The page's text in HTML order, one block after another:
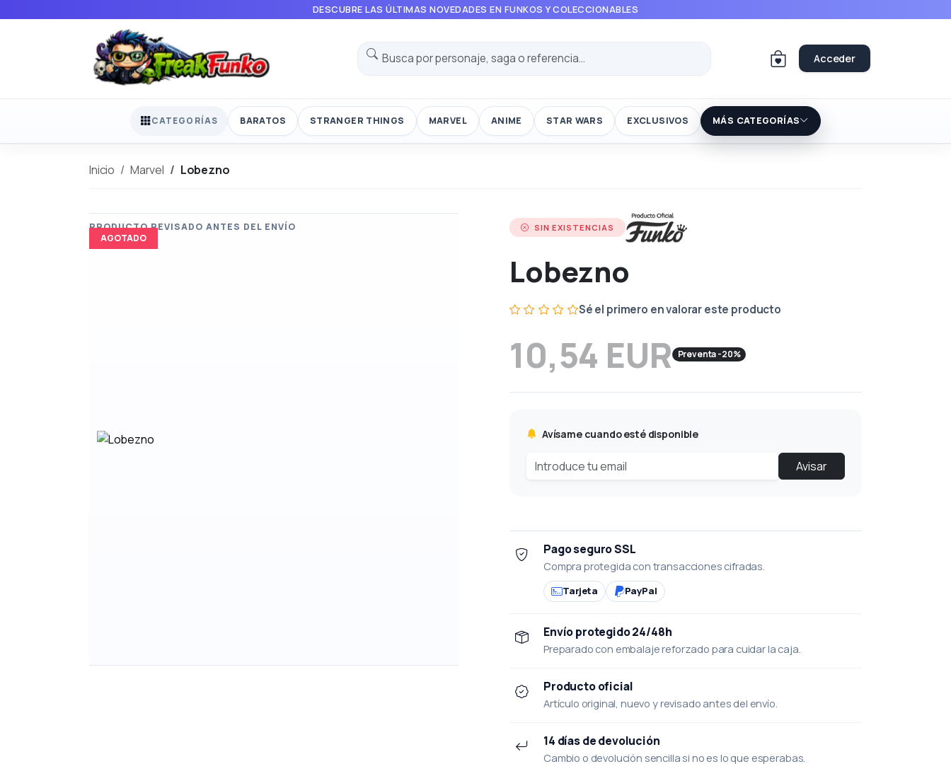
DESCUBRE LAS ÚLTIMAS NOVEDADES EN FUNKOS Y COLECCIONABLES
Acceder
CATEGORÍAS BARATOS STRANGER THINGS MARVEL ANIME STAR WARS EXCLUSIVOS MÁS CATEGORÍAS
Inicio Marvel Lobezno
AGOTADO
SIN EXISTENCIAS
Lobezno
Sé el primero en valorar este producto
10,54 EUR Preventa -20%
Avísame cuando esté disponible
Avisar
Pago seguro SSL
Compra protegida con transacciones cifradas.
Tarjeta PayPal
Envío protegido 24/48h
Preparado con embalaje reforzado para cuidar la caja.
Producto oficial
Artículo original, nuevo y revisado antes del envío.
14 días de devolución
Cambio o devolución sencilla si no es lo que esperabas.